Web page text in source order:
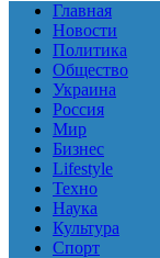
Главная
Новости
Политика
Общество
Украина
Россия
Мир
Бизнес
Lifestyle
Техно
Наука
Культура
Спорт